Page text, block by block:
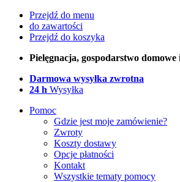
Przejdź do menu
do zawartości
Przejdź do koszyka
Pielęgnacja, gospodarstwo domowe
Darmowa wysyłka zwrotna
24 h Wysyłka
Pomoc
Gdzie jest moje zamówienie?
Zwroty
Koszty dostawy
Opcje płatności
Kontakt
Wszystkie tematy pomocy